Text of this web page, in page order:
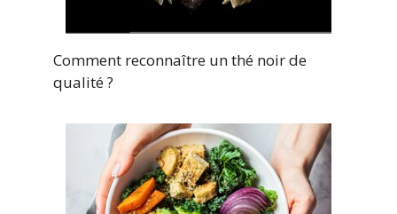
Comment reconnaître un thé noir de
qualité ?